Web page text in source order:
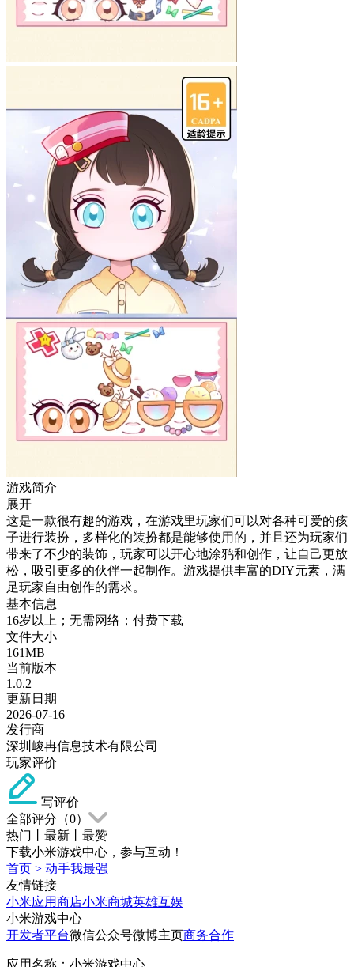
游戏简介
展开
这是一款很有趣的游戏，在游戏里玩家们可以对各种可爱的孩
子进行装扮，多样化的装扮都是能够使用的，并且还为玩家们
带来了不少的装饰，玩家可以开心地涂鸦和创作，让自己更放
松，吸引更多的伙伴一起制作。游戏提供丰富的DIY元素，满
足玩家自由创作的需求。
基本信息
16岁以上；无需网络；付费下载
文件大小
161MB
当前版本
1.0.2
更新日期
2026-07-16
发行商
深圳峻冉信息技术有限公司
玩家评价
写评价
全部评分（0）
热门
最新
最赞
下载小米游戏中心，参与互动！
首页 > 动手我最强
友情链接
小米应用商店小米商城英雄互娱
小米游戏中心
开发者平台微信公众号微博主页商务合作
应用名称：小米游戏中心